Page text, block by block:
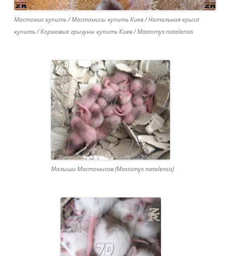
Мастомис купить / Мастомисы купить Киев / Натальная крыса
купить / Кормовые грызуны купить Киев / Mastomys natalensis
Малыши Мастомисов (Mastomys natalensis)